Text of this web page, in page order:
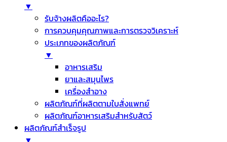
▼
รับจ้างผลิตคืออะไร?
การควบคุมคุณภาพและการตรวจวิเคราะห์
ประเภทของผลิตภัณฑ์
▼
อาหารเสริม
ยาและสมุนไพร
เครื่องสำอาง
ผลิตภัณฑ์ที่ผลิตตามใบสั่งแพทย์
ผลิตภัณฑ์อาหารเสริมสำหรับสัตว์
ผลิตภัณฑ์สำเร็จรูป